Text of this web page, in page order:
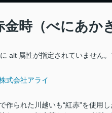
金時（べにあか
式会社アライ
作られた川越いも“紅赤”を使用